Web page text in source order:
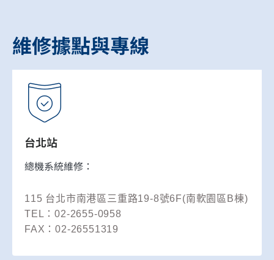
維修據點與專線
台北站
總機系統維修：
115 台北市南港區三重路19-8號6F(南軟園區B棟)
TEL：02-2655-0958
FAX：02-26551319